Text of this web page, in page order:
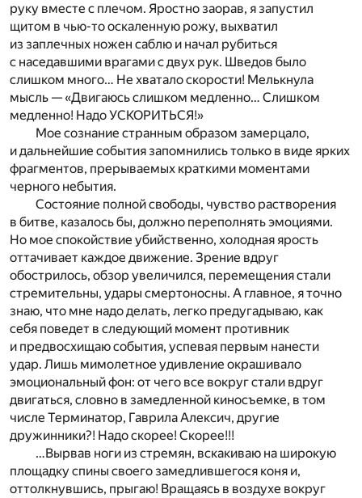
руку вместе с плечом. Яростно заорав, я запустил
щитом в чью-то оскаленную рожу, выхватил
из заплечных ножен саблю и начал рубиться
с наседавшими врагами с двух рук. Шведов было
слишком много… Не хватало скорости! Мелькнула
мысль — «Двигаюсь слишком медленно… Слишком
медленно! Надо УСКОРИТЬСЯ!»
Мое сознание странным образом замерцало,
и дальнейшие события запомнились только в виде ярких
фрагментов, прерываемых краткими моментами
черного небытия.
Состояние полной свободы, чувство растворения
в битве, казалось бы, должно переполнять эмоциями.
Но мое спокойствие убийственно, холодная ярость
оттачивает каждое движение. Зрение вдруг
обострилось, обзор увеличился, перемещения стали
стремительны, удары смертоносны. А главное, я точно
знаю, что мне надо делать, легко предугадываю, как
себя поведет в следующий момент противник
и предвосхищаю события, успевая первым нанести
удар. Лишь мимолетное удивление окрашивало
эмоциональный фон: от чего все вокруг стали вдруг
двигаться, словно в замедленной киносъемке, в том
числе Терминатор, Гаврила Алексич, другие
дружинники?! Надо скорее! Скорее!!!
…Вырвав ноги из стремян, вскакиваю на широкую
площадку спины своего замедлившегося коня и,
оттолкнувшись, прыгаю! Вращаясь в воздухе вокруг